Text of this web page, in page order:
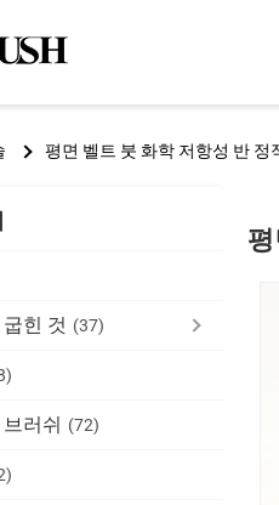
평면 벨트 붓 화학 저항성 반 정
힌 것 (37)
러쉬 (72)